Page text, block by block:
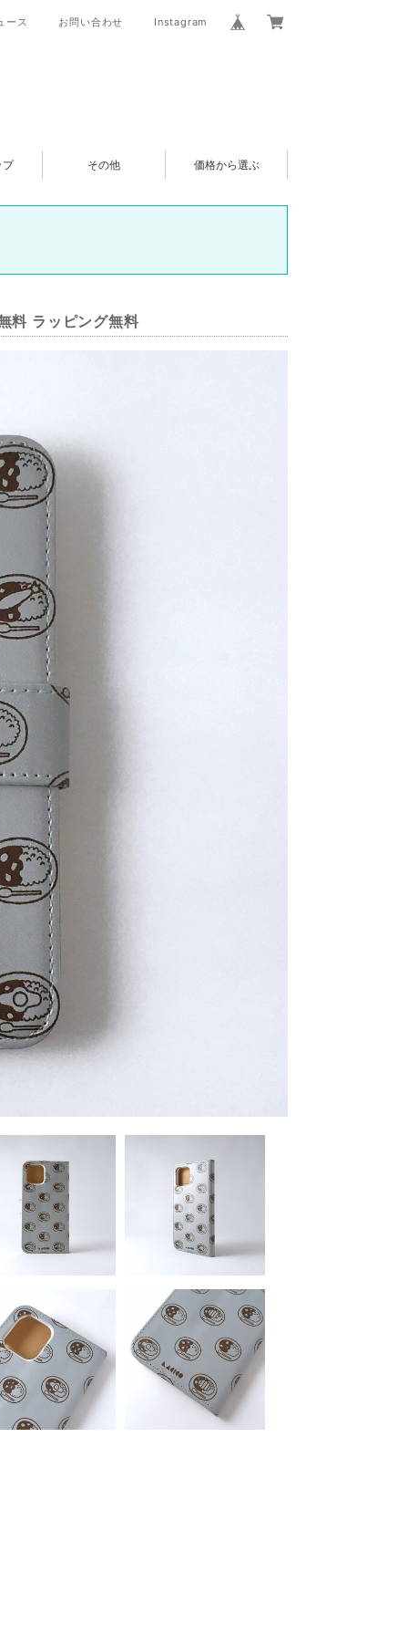
ース お問い合わせ Instagram
プ その他 価格から選ぶ
料 ラッピング無料